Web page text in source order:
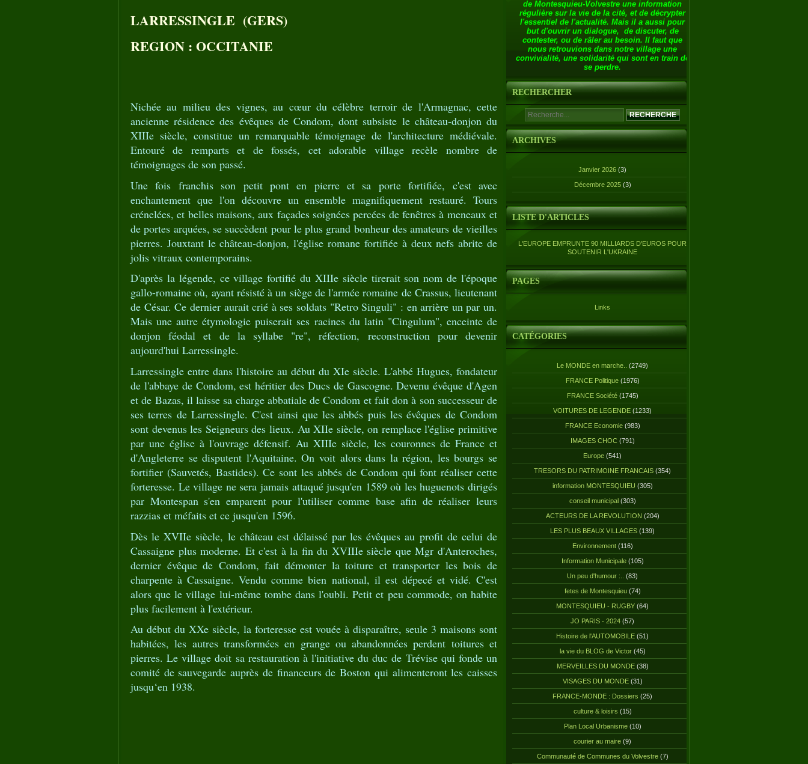
LARRESSINGLE (GERS)
REGION : OCCITANIE
Nichée au milieu des vignes, au cœur du célèbre terroir de l'Armagnac, cette
ancienne résidence des évêques de Condom, dont subsiste le château-donjon du
XIIIe siècle, constitue un remarquable témoignage de l'architecture médiévale.
Entouré de remparts et de fossés, cet adorable village recèle nombre de
témoignages de son passé.
Une fois franchis son petit pont en pierre et sa porte fortifiée, c'est avec
enchantement que l'on découvre un ensemble magnifiquement restauré. Tours
crénelées, et belles maisons, aux façades soignées percées de fenêtres à meneaux et
de portes arquées, se succèdent pour le plus grand bonheur des amateurs de vieilles
pierres. Jouxtant le château-donjon, l'église romane fortifiée à deux nefs abrite de
jolis vitraux contemporains.
D'après la légende, ce village fortifié du XIIIe siècle tirerait son nom de l'époque
gallo-romaine où, ayant résisté à un siège de l'armée romaine de Crassus, lieutenant
de César. Ce dernier aurait crié à ses soldats "Retro Singuli" : en arrière un par un.
Mais une autre étymologie puiserait ses racines du latin "Cingulum", enceinte de
donjon féodal et de la syllabe "re", réfection, reconstruction pour devenir
aujourd'hui Larressingle.
Larressingle entre dans l'histoire au début du XIe siècle. L'abbé Hugues, fondateur
de l'abbaye de Condom, est héritier des Ducs de Gascogne. Devenu évêque d'Agen
et de Bazas, il laisse sa charge abbatiale de Condom et fait don à son successeur de
ses terres de Larressingle. C'est ainsi que les abbés puis les évêques de Condom
sont devenus les Seigneurs des lieux. Au XIIe siècle, on remplace l'église primitive
par une église à l'ouvrage défensif. Au XIIIe siècle, les couronnes de France et
d'Angleterre se disputent l'Aquitaine. On voit alors dans la région, les bourgs se
fortifier (Sauvetés, Bastides). Ce sont les abbés de Condom qui font réaliser cette
forteresse. Le village ne sera jamais attaqué jusqu'en 1589 où les huguenots dirigés
par Montespan s'en emparent pour l'utiliser comme base afin de réaliser leurs
razzias et méfaits et ce jusqu'en 1596.
Dès le XVIIe siècle, le château est délaissé par les évêques au profit de celui de
Cassaigne plus moderne. Et c'est à la fin du XVIIIe siècle que Mgr d'Anteroches,
dernier évêque de Condom, fait démonter la toiture et transporter les bois de
charpente à Cassaigne. Vendu comme bien national, il est dépecé et vidé. C'est
alors que le village lui-même tombe dans l'oubli. Petit et peu commode, on habite
plus facilement à l'extérieur.
Au début du XXe siècle, la forteresse est vouée à disparaître, seule 3 maisons sont
habitées, les autres transformées en grange ou abandonnées perdent toitures et
pierres. Le village doit sa restauration à l'initiative du duc de Trévise qui fonde un
comité de sauvegarde auprès de financeurs de Boston qui alimenteront les caisses
jusqu‘en 1938.
de Montesquieu-Volvestre une information
régulière sur la vie de la cité, et de décrypter
l'essentiel de l'actualité. Mais il a aussi pour
but d'ouvrir un dialogue, de discuter, de
contester, ou de râler au besoin. Il faut que
nous retrouvions dans notre village une
convivialité, une solidarité qui sont en train de
se perdre.
RECHERCHER
ARCHIVES
Janvier 2026 (3)
Décembre 2025 (3)
LISTE D'ARTICLES
L'EUROPE EMPRUNTE 90 MILLIARDS D'EUROS POUR
SOUTENIR L'UKRAINE
PAGES
Links
CATÉGORIES
Le MONDE en marche.. (2749)
FRANCE Politique(1976)
FRANCE Société(1745)
VOITURES DE LEGENDE (1233)
FRANCE Economie(983)
IMAGES CHOC(791)
Europe (541)
TRESORS DU PATRIMOINE FRANCAIS (354)
information MONTESQUIEU (305)
conseil municipal(303)
ACTEURS DE LA REVOLUTION (204)
LES PLUS BEAUX VILLAGES (139)
Environnement(116)
Information Municipale(105)
Un peu d'humour :.. (83)
fetes de Montesquieu(74)
MONTESQUIEU - RUGBY (64)
JO PARIS - 2024 (57)
Histoire de l'AUTOMOBILE (51)
la vie du BLOG de Victor(45)
MERVEILLES DU MONDE(38)
VISAGES DU MONDE(31)
FRANCE-MONDE : Dossiers (25)
culture & loisirs (15)
Plan Local Urbanisme(10)
courier au maire (9)
Communauté de Communes du Volvestre(7)